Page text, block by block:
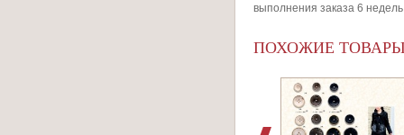
выполнения заказа 6
ПОХОЖИЕ